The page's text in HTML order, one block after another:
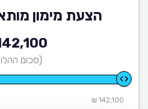
הצעת מימון
₪
(סכום
142,100 ₪